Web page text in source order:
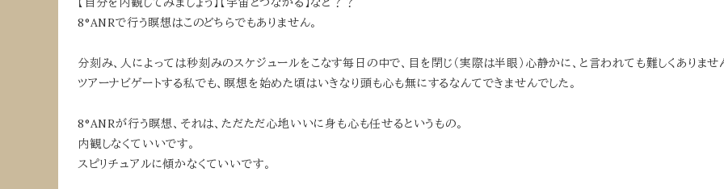
8°ANRで行う瞑想はこのどちらでもありません。
分刻み、人によっては秒刻みのスケジュールをこなす毎日の中で、目を閉じ（実際は半眼）心静かに、と言われても難しくありま
ツアーナビゲートする私でも、瞑想を始めた頃はいきなり頭も心も無にするなんてできませんでした。
8°ANRが行う瞑想、それは、ただただ心地いいに身も心も任せるというもの。
内観しなくていいです。
スピリチュアルに傾かなくていいです。